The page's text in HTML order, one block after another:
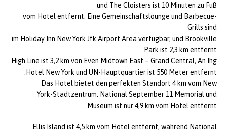
und The Cloisters ist 10 Minuten zu Fuß
vom Hotel entfernt. Eine Gemeinschaftslounge und Barbecue-
Grills sind
im Holiday Inn New York Jfk Airport Area verfügbar, und Brookville
Park ist 2,3 km entfernt.
High Line ist 3,2 km von Even Midtown East – Grand Central, An Ihg
Hotel New York und UN-Hauptquartier ist 550 Meter entfernt.
Das Hotel bietet den perfekten Standort 4 km vom New
York-Stadtzentrum. National September 11 Memorial und
Museum ist nur 4,9 km vom Hotel entfernt.
Ellis Island ist 4,5 km vom Hotel entfernt, während National